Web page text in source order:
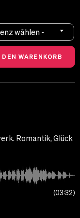
wählen -
Romantik, Glück
03:32